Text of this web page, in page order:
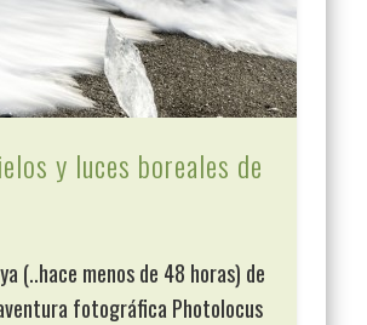
y luces boreales de
(..hace menos de 48 horas) de
fotográfica Photolocus